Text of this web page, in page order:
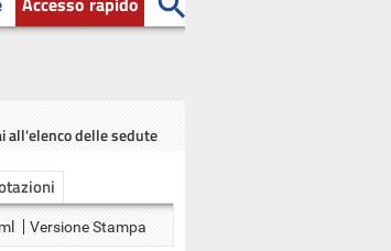
all'elenco delle sedute
Versione Stampa